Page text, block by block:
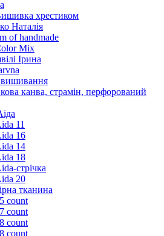
хрестиком
Наталія
of handmade
Mix
Ірина
канва, страмін, перфорований
11
16
14
18
стрічка
20
тканина
count
count
count
count